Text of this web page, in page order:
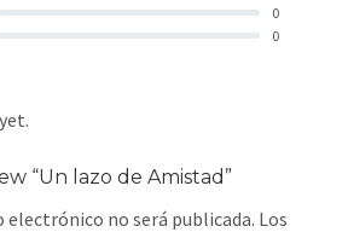
0
0
“Un lazo de Amistad”
electrónico no será publicada. Los